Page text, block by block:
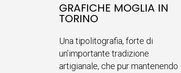
GRAFICHE MOGLIA IN
TORINO
Una tipolitografia, forte di
un’importante tradizione
artigianale, che pur mantenendo